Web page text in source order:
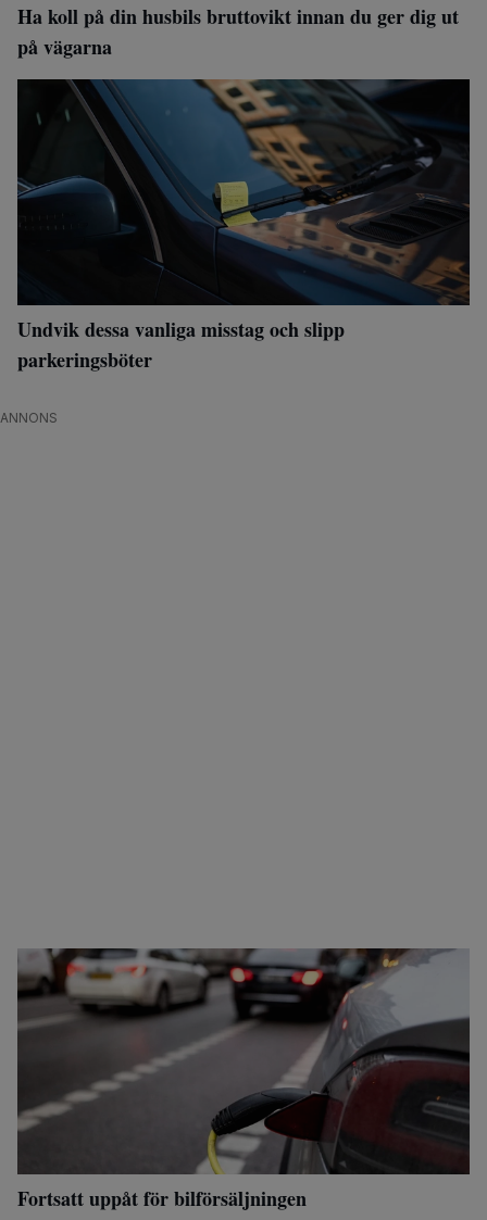
Ha koll på din husbils bruttovikt innan du ger dig ut
på vägarna
Undvik dessa vanliga misstag och slipp
parkeringsböter
ANNONS
Fortsatt uppåt för bilförsäljningen